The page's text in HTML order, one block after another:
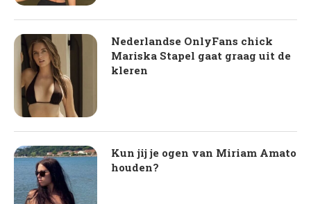
Nederlandse OnlyFans chick
Mariska Stapel gaat graag uit de
kleren
Kun jij je ogen van Miriam Amato
houden?